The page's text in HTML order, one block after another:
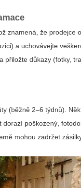
znamená, že
a uchovávejte
důkazy (fotky,
(běžně 2–6 týdnů).
poškozený,
mohou zadržet